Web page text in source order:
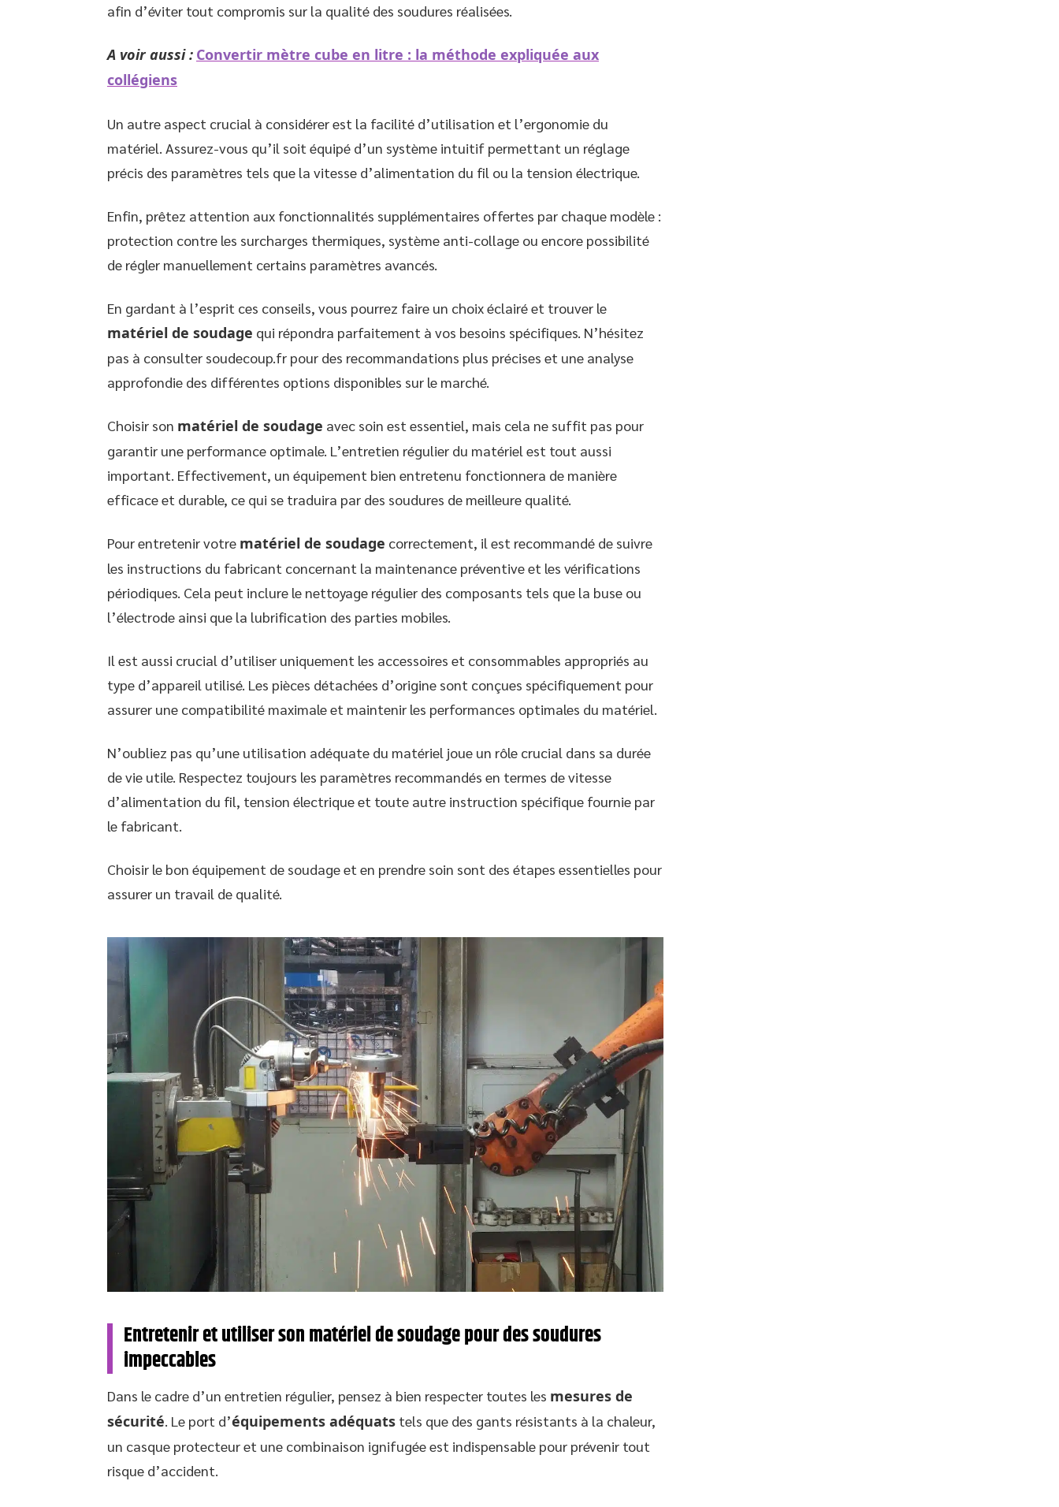
afin d’éviter tout compromis sur la qualité des soudures réalisées.
A voir aussi : Convertir mètre cube en litre : la méthode expliquée aux
collégiens
Un autre aspect crucial à considérer est la facilité d’utilisation et l’ergonomie du
matériel. Assurez-vous qu’il soit équipé d’un système intuitif permettant un réglage
précis des paramètres tels que la vitesse d’alimentation du fil ou la tension électrique.
Enfin, prêtez attention aux fonctionnalités supplémentaires offertes par chaque modèle :
protection contre les surcharges thermiques, système anti-collage ou encore possibilité
de régler manuellement certains paramètres avancés.
En gardant à l’esprit ces conseils, vous pourrez faire un choix éclairé et trouver le
matériel de soudage qui répondra parfaitement à vos besoins spécifiques. N’hésitez
pas à consulter soudecoup.fr pour des recommandations plus précises et une analyse
approfondie des différentes options disponibles sur le marché.
Choisir son matériel de soudage avec soin est essentiel, mais cela ne suffit pas pour
garantir une performance optimale. L’entretien régulier du matériel est tout aussi
important. Effectivement, un équipement bien entretenu fonctionnera de manière
efficace et durable, ce qui se traduira par des soudures de meilleure qualité.
Pour entretenir votre matériel de soudage correctement, il est recommandé de suivre
les instructions du fabricant concernant la maintenance préventive et les vérifications
périodiques. Cela peut inclure le nettoyage régulier des composants tels que la buse ou
l’électrode ainsi que la lubrification des parties mobiles.
Il est aussi crucial d’utiliser uniquement les accessoires et consommables appropriés au
type d’appareil utilisé. Les pièces détachées d’origine sont conçues spécifiquement pour
assurer une compatibilité maximale et maintenir les performances optimales du matériel.
N’oubliez pas qu’une utilisation adéquate du matériel joue un rôle crucial dans sa durée
de vie utile. Respectez toujours les paramètres recommandés en termes de vitesse
d’alimentation du fil, tension électrique et toute autre instruction spécifique fournie par
le fabricant.
Choisir le bon équipement de soudage et en prendre soin sont des étapes essentielles pour
assurer un travail de qualité.
Entretenir et utiliser son matériel de soudage pour des soudures
impeccables
Dans le cadre d’un entretien régulier, pensez à bien respecter toutes les mesures de
sécurité . Le port d’équipements adéquats tels que des gants résistants à la chaleur,
un casque protecteur et une combinaison ignifugée est indispensable pour prévenir tout
risque d’accident.